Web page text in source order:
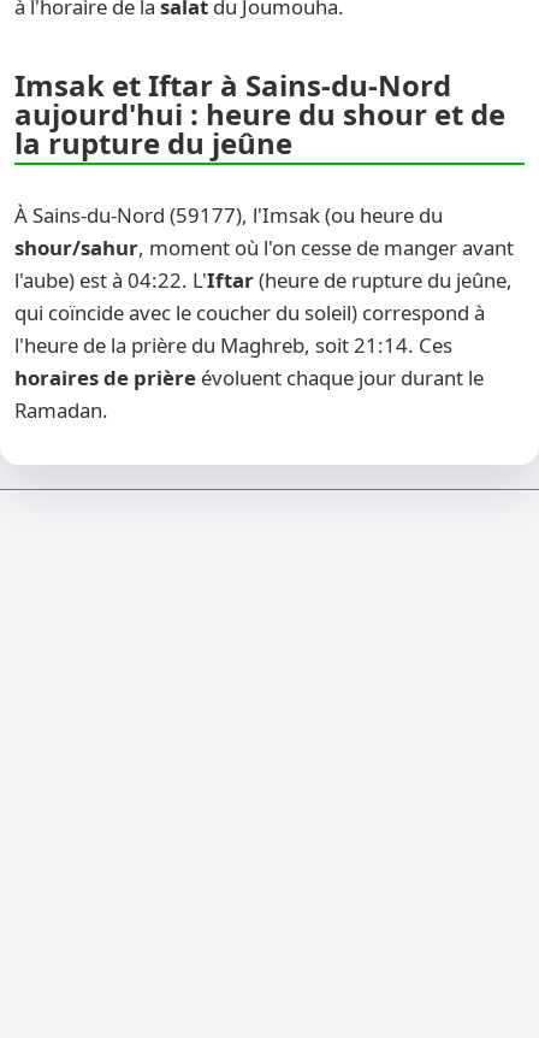
à l'horaire de la salat du Joumouha.
Imsak et Iftar à Sains-du-Nord
aujourd'hui : heure du shour et de
la rupture du jeûne
À Sains-du-Nord (59177), l'Imsak (ou heure du
shour/sahur, moment où l'on cesse de manger avant
l'aube) est à 04:22. L'Iftar(heure de rupture du jeûne,
qui coïncide avec le coucher du soleil) correspond à
l'heure de la prière du Maghreb, soit 21:14. Ces
horaires de prière évoluent chaque jour durant le
Ramadan.